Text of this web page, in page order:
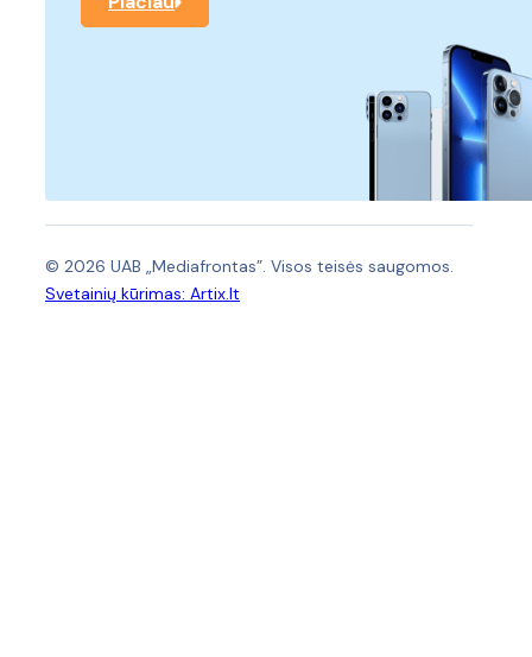
© 2026 UAB „Mediafrontas”. Visos teisės saugomos.
Svetainių kūrimas: Artix.lt